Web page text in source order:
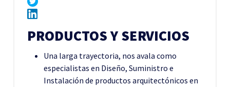
PRODUCTOS Y SERVICIOS
Una larga trayectoria, nos avala como
especialistas en Diseño, Suministro e
Instalación de productos arquitectónicos en